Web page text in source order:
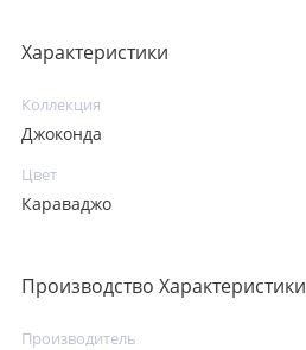
Характеристики
Коллекция
Джоконда
Цвет
Караваджо
Производство Характеристики
Производитель